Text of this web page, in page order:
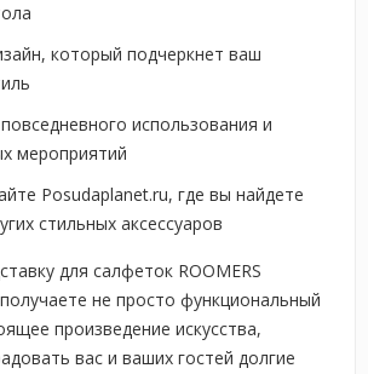
который подчеркнет ваш
использования и
мероприятий
Posudaplanet.ru, где вы найдете
стильных аксессуаров
для салфеток ROOMERS
не просто функциональный
произведение искусства,
вас и ваших гостей долгие